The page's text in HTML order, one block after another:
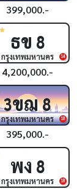
399,000.-
14
ธข 8
กรุงเทพมหานคร
4,200,000.-
18
3ขฌ8
กรุงเทพมหานคร
395,000.-
18
พง 8
กรุงเทพมหานคร